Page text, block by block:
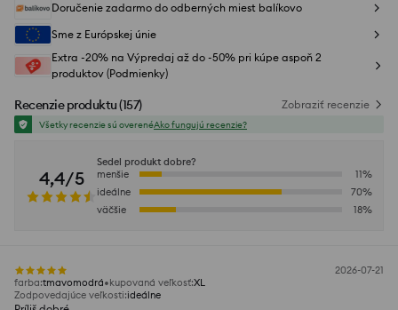
Doručenie zadarmo do odberných miest balíkovo
Sme z Európskej únie
Extra -20% na Výpredaj až do -50% pri kúpe aspoň 2
produktov (Podmienky)
Recenzie produktu(157) Zobraziť recenzie
Všetky recenzie sú overenéAko fungujú recenzie?
4,4/5
Sedel produkt dobre?
menšie
11%
ideálne
70%
väčšie
18%
2026-07-21
farba:tmavomodrá kupovaná veľkosť:XL
Zodpovedajúce veľkosti:ideálne